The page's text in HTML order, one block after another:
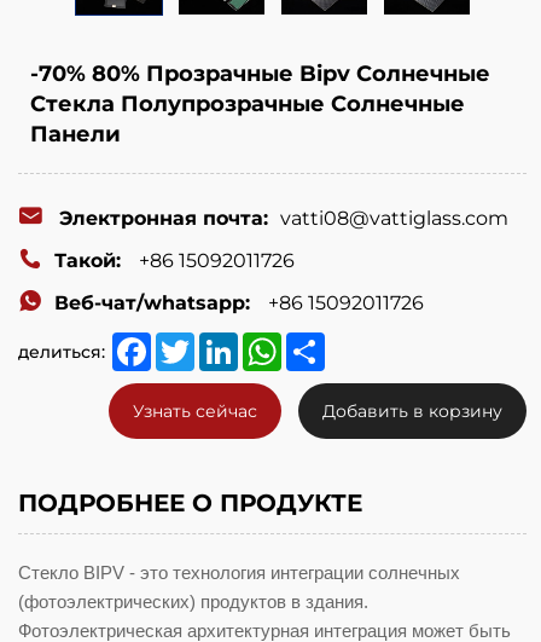
-70% 80% Прозрачные Bipv Солнечные
Стекла Полупрозрачные Солнечные
Панели
Электронная почта: vatti08@vattiglass.com
Такой:
+86 15092011726
Веб-чат/whatsapp:
+86 15092011726
делиться: FacebookTwitterLinkedInWhatsApp
Узнать сейчас Добавить в корзину
ПОДРОБНЕЕ О ПРОДУКТЕ
Стекло BIPV - это технология интеграции солнечных
(фотоэлектрических) продуктов в здания.
Фотоэлектрическая архитектурная интеграция может быть